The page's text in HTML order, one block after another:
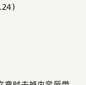
）